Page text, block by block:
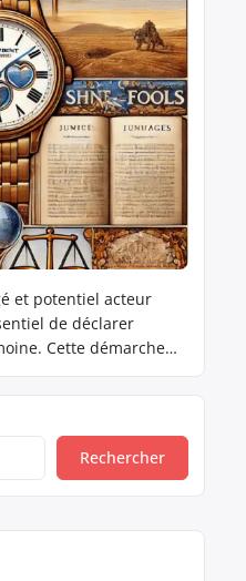
et potentiel acteur
de déclarer
Cette démarche
leurs représentants.
la description de
immobiliers •
Rechercher